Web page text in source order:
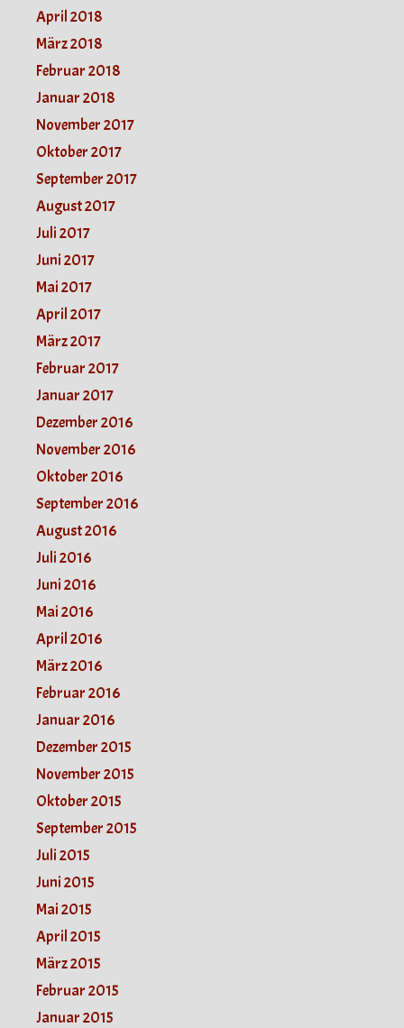
April 2018
März 2018
Februar 2018
Januar 2018
November 2017
Oktober 2017
September 2017
August 2017
Juli 2017
Juni 2017
Mai 2017
April 2017
März 2017
Februar 2017
Januar 2017
Dezember 2016
November 2016
Oktober 2016
September 2016
August 2016
Juli 2016
Juni 2016
Mai 2016
April 2016
März 2016
Februar 2016
Januar 2016
Dezember 2015
November 2015
Oktober 2015
September 2015
Juli 2015
Juni 2015
Mai 2015
April 2015
März 2015
Februar 2015
Januar 2015